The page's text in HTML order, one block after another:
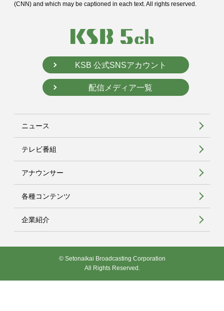
(CNN) and which may be captioned in each text. All rights reserved.
KSB 公式SNSアカウント
配信メディア一覧
ニュース
テレビ番組
アナウンサー
各種コンテンツ
企業紹介
© Setonaikai Broadcasting Corporation
All Rights Reserved.